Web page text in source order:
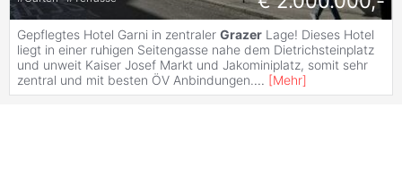
Gepflegtes Hotel Garni in zentraler Grazer Lage! Dieses Hotel
liegt in einer ruhigen Seitengasse nahe dem Dietrichsteinplatz
und unweit Kaiser Josef Markt und Jakominiplatz, somit sehr
zentral und mit besten ÖV Anbindungen.... [Mehr]